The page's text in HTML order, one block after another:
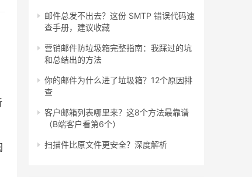
邮件总发不出去？这份 SMTP 错误代码速
查手册，建议收藏
营销邮件防垃圾箱完整指南：我踩过的坑
和总结出的方法
你的邮件为什么进了垃圾箱？12个原因排
查
客户邮箱列表哪里来？这8个方法最靠谱
（B端客户看第6个）
扫描件比原文件更安全？深度解析